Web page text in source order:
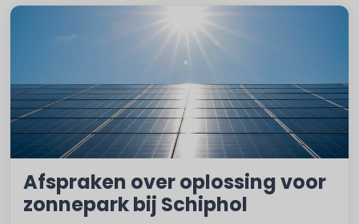
Afspraken over oplossing voor
zonnepark bij Schiphol